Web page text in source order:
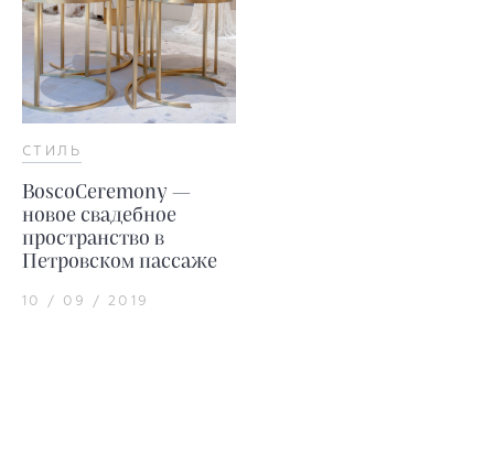
СТИЛЬ
BoscoCeremony —
новое свадебное
пространство в
Петровском пассаже
10 / 09 / 2019